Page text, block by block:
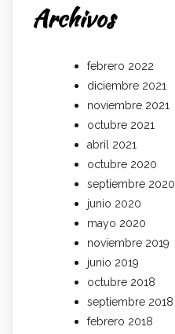
Archivos
febrero 2022
diciembre 2021
noviembre 2021
octubre 2021
abril 2021
octubre 2020
septiembre 2020
junio 2020
mayo 2020
noviembre 2019
junio 2019
octubre 2018
septiembre 2018
febrero 2018